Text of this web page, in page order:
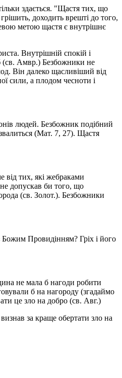
здається. "Щастя тих, що
доходить врешті до того,
метою щастя є внутрішнє
Внутрішній спокій і
(св. Амвр.) Безбожники не
Він далеко щасливіший від
сили, а плодом чесноти і
людей. Безбожник подібний
(Мат. 7, 27). Щастя
від тих, які жебраками
допускав би того, що
(св. Золот.). Безбожники
Провидінням? Гріх і його
не мала б нагоди робити
б на нагороду (згадаймо
це зло на добро (св. Авг.)
за краще обертати зло на